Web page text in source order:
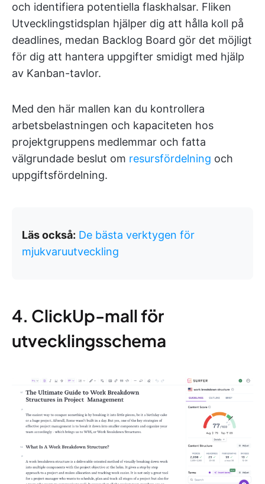
och identifiera potentiella flaskhalsar. Fliken
Utvecklingstidsplan hjälper dig att hålla koll på
deadlines, medan Backlog Board gör det möjligt
för dig att hantera uppgifter smidigt med hjälp
av Kanban-tavlor.
Med den här mallen kan du kontrollera
arbetsbelastningen och kapaciteten hos
projektgruppens medlemmar och fatta
välgrundade beslut om resursfördelning och
uppgiftsfördelning.
Läs också: De bästa verktygen för
mjukvaruutveckling
4. ClickUp-mall för
utvecklingsschema